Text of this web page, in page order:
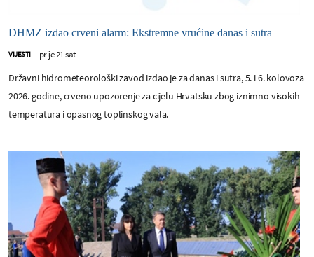
DHMZ izdao crveni alarm: Ekstremne vrućine danas i sutra
VIJESTI - prije 21 sat
Državni hidrometeorološki zavod izdao je za danas i sutra, 5. i 6. kolovoza
2026. godine, crveno upozorenje za cijelu Hrvatsku zbog iznimno visokih
temperatura i opasnog toplinskog vala.